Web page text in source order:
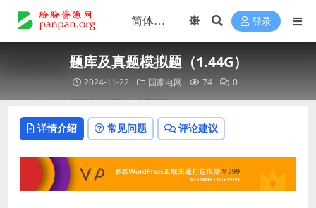
登录
题库及真题模拟题（1.44G）
2024-11-22 国家电网 74 0
详情介绍 常见问题 评论建议